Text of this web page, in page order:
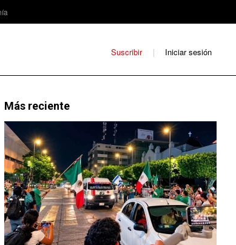
Suscribir Iniciar sesión
Más reciente